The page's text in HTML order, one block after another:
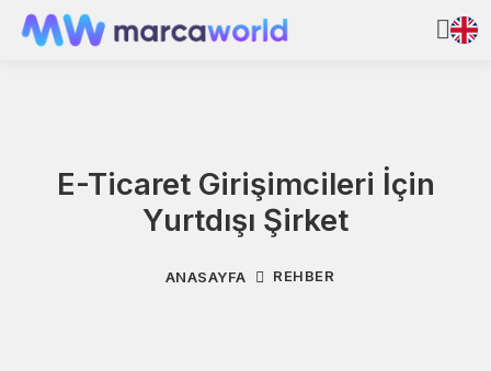
E-Ticaret Girişimcileri İçin
Yurtdışı Şirket
ANASAYFA REHBER